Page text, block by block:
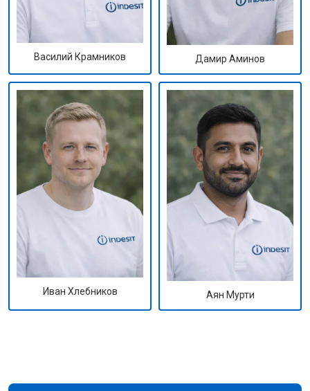
Василий Крамников Дамир Аминов
Иван Хлебников Аян Мурти